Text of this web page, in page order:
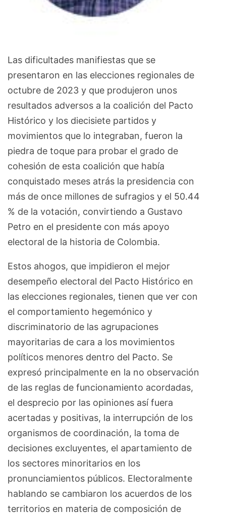
Las dificultades manifiestas que se
presentaron en las elecciones regionales de
octubre de 2023 y que produjeron unos
resultados adversos a la coalición del Pacto
Histórico y los diecisiete partidos y
movimientos que lo integraban, fueron la
piedra de toque para probar el grado de
cohesión de esta coalición que había
conquistado meses atrás la presidencia con
más de once millones de sufragios y el 50.44
% de la votación, convirtiendo a Gustavo
Petro en el presidente con más apoyo
electoral de la historia de Colombia.
Estos ahogos, que impidieron el mejor
desempeño electoral del Pacto Histórico en
las elecciones regionales, tienen que ver con
el comportamiento hegemónico y
discriminatorio de las agrupaciones
mayoritarias de cara a los movimientos
políticos menores dentro del Pacto. Se
expresó principalmente en la no observación
de las reglas de funcionamiento acordadas,
el desprecio por las opiniones así fuera
acertadas y positivas, la interrupción de los
organismos de coordinación, la toma de
decisiones excluyentes, el apartamiento de
los sectores minoritarios en los
pronunciamientos públicos. Electoralmente
hablando se cambiaron los acuerdos de los
territorios en materia de composición de